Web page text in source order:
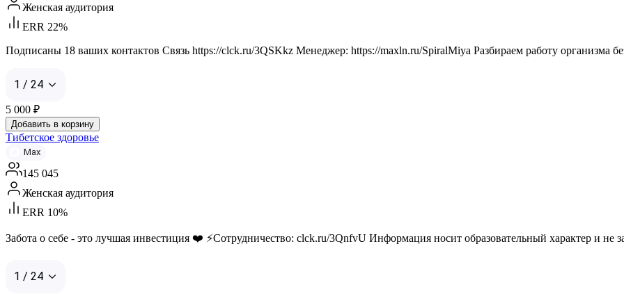
Женская аудитория
ERR 22%
Подписаны 18 ваших контактов Связь https://clck.ru/3QSKkz Менеджер: https://maxln.ru/SpiralMiya Разбираем работу организма
1 / 24
5 000 ₽
Добавить в корзину
Тибетское здоровье
Max
145 045
Женская аудитория
ERR 10%
Забота о себе - это лучшая инвестиция ❤️ ⚡️Сотрудничество: clck.ru/3QnfvU Информация носит образовательный характер и не
1 / 24